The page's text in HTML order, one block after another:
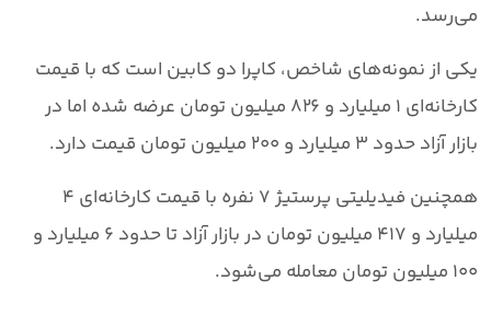
می‌رسد.
یکی از نمونه‌های شاخص، کاپرا دو کابین است که با قیمت
کارخانه‌ای ۱ میلیارد و ۸۲۶ میلیون تومان
عرضه شده اما در
بازار آزاد حدود ۳ میلیارد و ۲۰۰ میلیون تومان
قیمت دارد.
همچنین فیدیلیتی پرستیژ ۷ نفره با قیمت کارخانه‌ای ۴
میلیارد و ۴۱۷ میلیون تومان
در بازار آزاد تا حدود
۶ میلیارد و
۱۰۰ میلیون تومان
معامله می‌شود.